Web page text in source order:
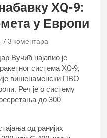
ХQ-9:
у Европи
3 коментара
Вучић најавио је
система ХQ-9,
вишенаменски ПВО
Реч је о систему
до 300
од ранијих